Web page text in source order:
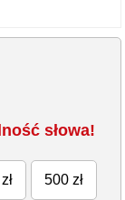
słowa!
500 zł